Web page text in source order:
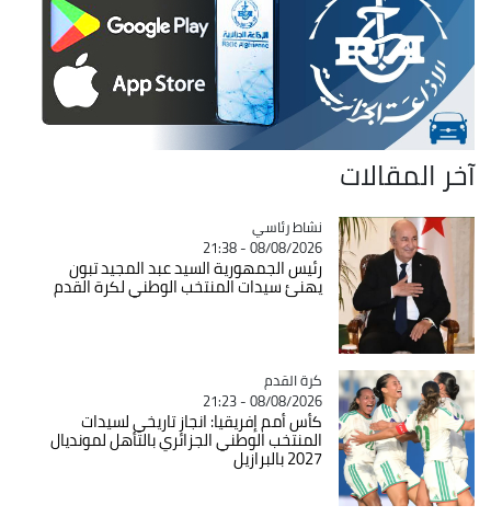
آخر المقالات
Catégorie
نشاط رئاسي
08/08/2026 - 21:38
رئيس الجمهورية السيد عبد المجيد تبون
يهنئ سيدات المنتخب الوطني لكرة القدم
Catégorie
كرة القدم
08/08/2026 - 21:23
كأس أمم إفريقيا: انجاز تاريخي لسيدات
المنتخب الوطني الجزائري بالتأهل لمونديال
2027 بالبرازيل